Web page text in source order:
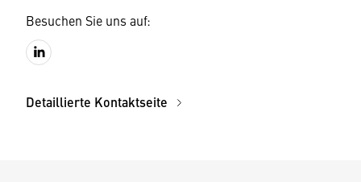
Besuchen Sie uns auf:
Detaillierte Kontaktseite